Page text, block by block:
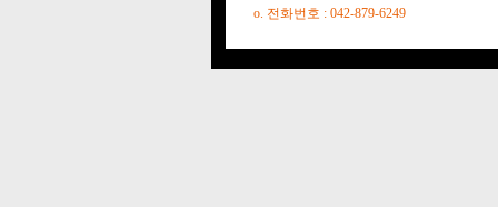
o. 전화번호 : 042-879-6249